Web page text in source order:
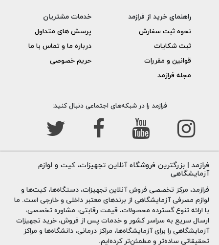
برای حفظ بهداشت و دقت آزمایشات است و باید پس از هر
استفاده به صورت صحیح شسته و خشک شود.
چه چیزی برای تمیز کردن لوله های آزمایش استفاده می
ظروف شیشه ای آزمایشگاهیدهان باریک مانند
سیلندرهای مدرج، بورت ها و فلاسک های ارلن استفاده می شود
چرا تمیز کردن لوله های نمونه مهم است؟
اگر لوله قبل از آزمایش تمیز نشود، نشتی لوله ممکن است
شناسایی نشود. از طرف دیگر، اگر یک لوله به درستی تمیز نشود،
هر گونه باقیمانده ای که در لوله باقی می ماند می تواند منجر به
خواندن اشتباه شود و به طور بالقوه هزینه های تعمیر و نگهداری
را افزایش دهد. منفی کاذب زمانی رخ می دهد که سوراخ های
لوله توسط رسوبات پوشانده شود.
راهنمای خرید از فرازمد
نحوه ثبت سفارش
ثبت شکایات
قوانین و مقررات
مجله فرازمد
خدمات مشتریان
پرسش های متداول
درباره ما و تماس با ما
حریم خصوصی
فرازمد را در شبکه‌های اجتماعی دنبال کنید:
فرازمد | بزرگترین فروشگاه آنلاین تجهیزات، کیت و لوازم
آزمایشگاهی
فرازمد، مرکز تخصصی فروش آنلاین تجهیزات، دستگاه‌ها، کیت‌ها و
لوازم مصرفی آزمایشگاهی از برندهای معتبر داخلی و خارجی است. ما
با ارائه تنوع گسترده محصولات، قیمت رقابتی، مشاوره تخصصی،
ارسال سریع به سراسر کشور و خدمات پس از فروش، خرید تجهیزات
آزمایشگاهی را برای آزمایشگاه‌ها، مراکز درمانی، دانشگاه‌ها و مراکز
تحقیقاتی ساده‌تر و مطمئن‌تر کرده‌ایم.